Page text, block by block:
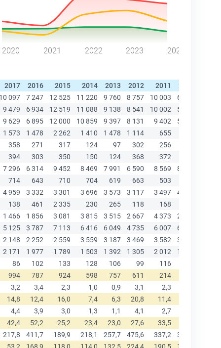
2020 2021 2022 2023 2024
2017 2016 2015 2014 2013 2012 2011 2010